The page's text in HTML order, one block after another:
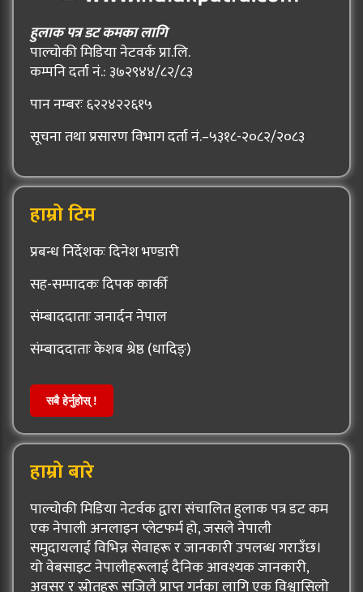
हुलाक पत्र डट कमका लागि
पाल्चोकी मिडिया नेटवर्क प्रा.लि.
कम्पनि दर्ता नं.: ३७२९४४/८२/८३
पान नम्बरः ६२२४२२६१५
सूचना तथा प्रसारण विभाग दर्ता नं.–५३१८-२०८२/२०८३
हाम्रो टिम
प्रबन्ध निर्देशकः दिनेश भण्डारी
सह-सम्पादकः दिपक कार्की
संम्बाददाताः जनार्दन नेपाल
संम्बाददाताः केशब श्रेष्ठ (धादिङ्)
सबै हेर्नुहोस् !
हाम्रो बारे
पाल्चोकी मिडिया नेटर्वक द्वारा संचालित हुलाक पत्र डट कम
एक नेपाली अनलाइन प्लेटफर्म हो, जसले नेपाली
समुदायलाई विभिन्न सेवाहरू र जानकारी उपलब्ध गराउँछ।
यो वेबसाइट नेपालीहरूलाई दैनिक आवश्यक जानकारी,
अवसर र स्रोतहरू सजिलै प्राप्त गर्नका लागि एक विश्वासिलो